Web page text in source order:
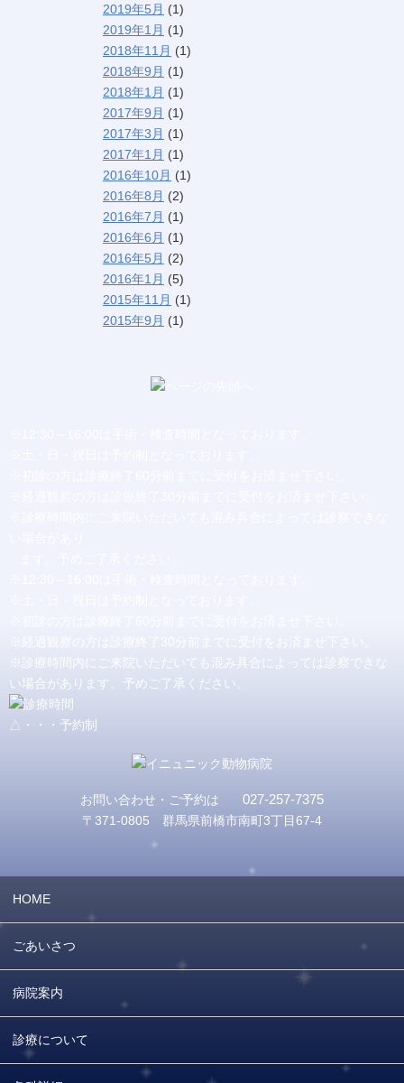
2019年5月 (1)
2019年1月 (1)
2018年11月 (1)
2018年9月 (1)
2018年1月 (1)
2017年9月 (1)
2017年3月 (1)
2017年1月 (1)
2016年10月 (1)
2016年8月 (2)
2016年7月 (1)
2016年6月 (1)
2016年5月 (2)
2016年1月 (5)
2015年11月 (1)
2015年9月 (1)
※診療時間内にご来院いただいても混み具合によっては診察できな
い場合があります。予めご了承ください。
△・・・予約制
お問い合わせ・ご予約は 027-257-7375
〒371-0805 群馬県前橋市南町3丁目67-4
HOME
ごあいさつ
病院案内
診療について